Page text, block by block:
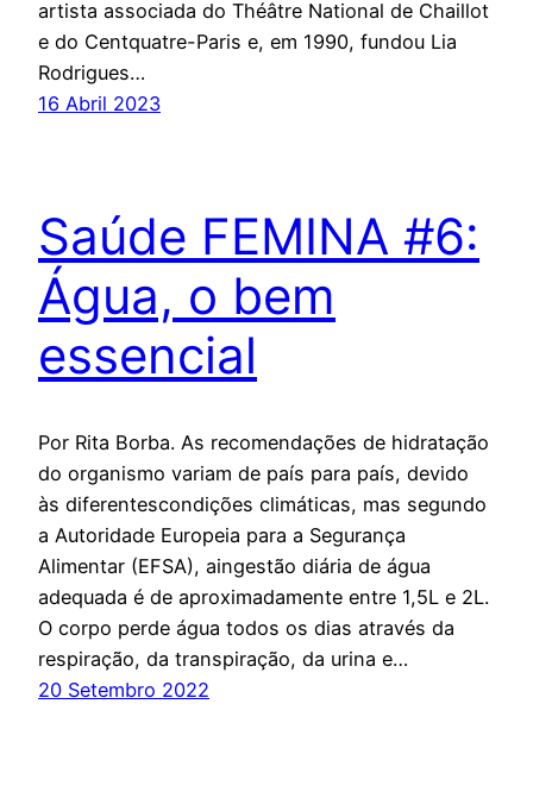
artista associada do Théâtre National de Chaillot
e do Centquatre-Paris e, em 1990, fundou Lia
Rodrigues…
16 Abril 2023
Saúde FEMINA #6:
Água, o bem
essencial
Por Rita Borba. As recomendações de hidratação
do organismo variam de país para país, devido
às diferentescondições climáticas, mas segundo
a Autoridade Europeia para a Segurança
Alimentar (EFSA), aingestão diária de água
adequada é de aproximadamente entre 1,5L e 2L.
O corpo perde água todos os dias através da
respiração, da transpiração, da urina e…
20 Setembro 2022